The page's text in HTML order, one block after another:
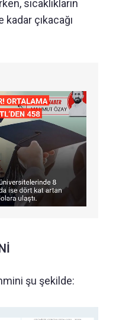
sıcaklıkların
çıkacağı
şu şekilde: